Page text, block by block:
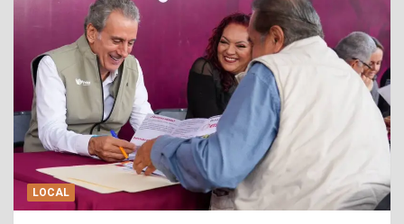
LOCAL